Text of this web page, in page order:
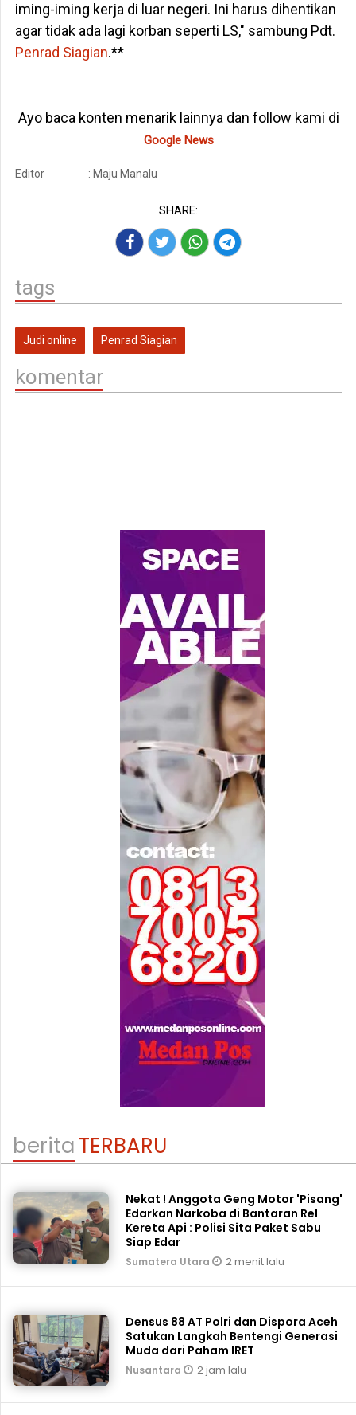
iming-iming kerja di luar negeri. Ini harus dihentikan
agar tidak ada lagi korban seperti LS," sambung Pdt.
Penrad Siagian.**
Ayo baca konten menarik lainnya dan follow kami di
Google News
Editor : Maju Manalu
SHARE:
tags
Judi online Penrad Siagian
komentar
beritaTERBARU
Nekat ! Anggota Geng Motor 'Pisang'
Edarkan Narkoba di Bantaran Rel
Kereta Api : Polisi Sita Paket Sabu
Siap Edar
Sumatera Utara 2 menit lalu
Densus 88 AT Polri dan Dispora Aceh
Satukan Langkah Bentengi Generasi
Muda dari Paham IRET
Nusantara 2 jam lalu